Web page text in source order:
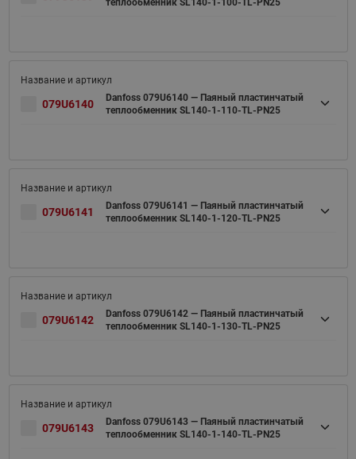
теплообменник SL140-1-100-TL-PN25
079U6140
Danfoss 079U6140 — Паяный пластинчатый
теплообменник SL140-1-110-TL-PN25
079U6141
Danfoss 079U6141 — Паяный пластинчатый
теплообменник SL140-1-120-TL-PN25
079U6142
Danfoss 079U6142 — Паяный пластинчатый
теплообменник SL140-1-130-TL-PN25
079U6143
Danfoss 079U6143 — Паяный пластинчатый
теплообменник SL140-1-140-TL-PN25